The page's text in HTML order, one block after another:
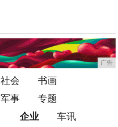
广告
社会
书画
军事
专题
企业
车讯